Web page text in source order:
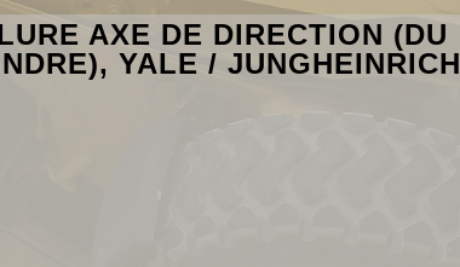
AXE DE DIRECTION (DU
YALE / JUNGHEINRICH